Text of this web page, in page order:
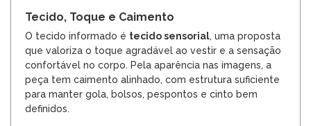
Tecido, Toque e Caimento
O tecido informado é tecido sensorial, uma proposta
que valoriza o toque agradável ao vestir e a sensação
confortável no corpo. Pela aparência nas imagens, a
peça tem caimento alinhado, com estrutura suficiente
para manter gola, bolsos, pespontos e cinto bem
definidos.